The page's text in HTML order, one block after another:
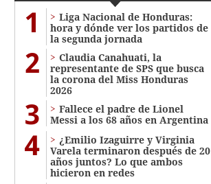
1
Liga Nacional de Honduras:
hora y dónde ver los partidos de
la segunda jornada
2
Claudia Canahuati, la
representante de SPS que busca
la corona del Miss Honduras
2026
3
Fallece el padre de Lionel
Messi a los 68 años en Argentina
4
¿Emilio Izaguirre y Virginia
Varela terminaron después de 20
años juntos? Lo que ambos
hicieron en redes